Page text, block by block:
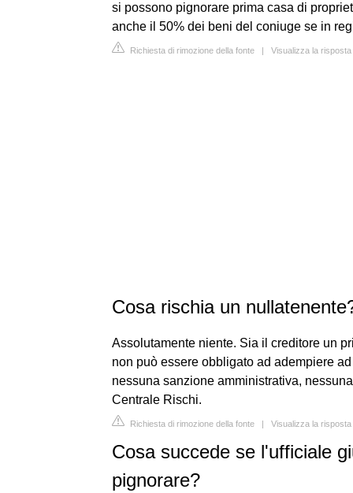
si possono pignorare prima casa di
anche il 50% dei beni del coniuge se in
Richiesta di rimozione della fonte | Visualizza la
Cosa rischia un
Assolutamente niente. Sia il creditore un
non può essere obbligato ad adempiere
nessuna sanzione amministrativa,
Centrale Rischi.
Richiesta di rimozione della fonte | Visualizza la
Cosa succede se l'ufficiale
pignorare?